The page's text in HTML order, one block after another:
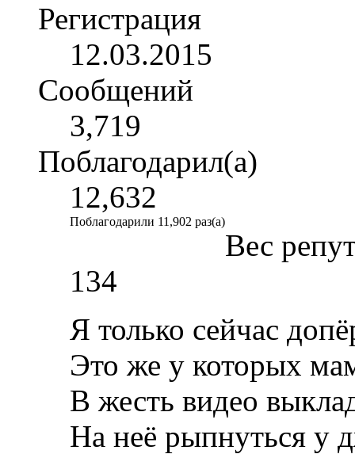
Регистрация
12.03.2015
Сообщений
3,719
Поблагодарил(а)
12,632
Поблагодарили 11,902 раз(а)
Вес
134
Я только сейчас
Это же у которых
В жесть видео
На неё рыпнуться у